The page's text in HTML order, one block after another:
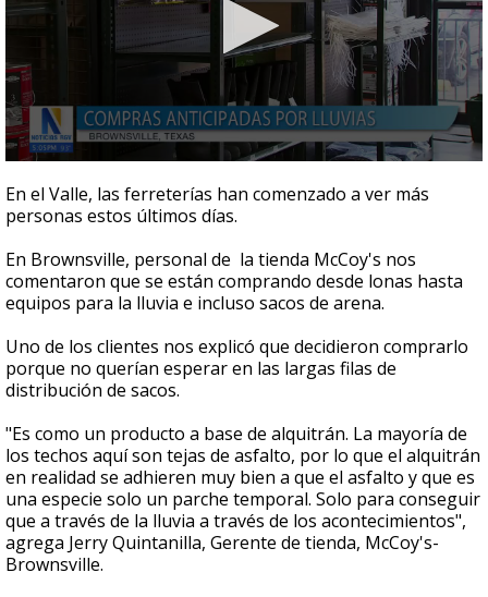
seconds
of
57
En el Valle, las ferreterías han comenzado a ver más
personas estos últimos días.
En Brownsville, personal de la tienda McCoy's nos
comentaron que se están comprando desde lonas hasta
equipos para la lluvia e incluso sacos de arena.
Uno de los clientes nos explicó que decidieron comprarlo
porque no querían esperar en las largas filas de
distribución de sacos.
"Es como un producto a base de alquitrán. La mayoría de
los techos aquí son tejas de asfalto, por lo que el alquitrán
en realidad se adhieren muy bien a que el asfalto y que es
una especie solo un parche temporal. Solo para conseguir
que a través de la lluvia a través de los acontecimientos",
agrega Jerry Quintanilla, Gerente de tienda, McCoy's-
Brownsville.